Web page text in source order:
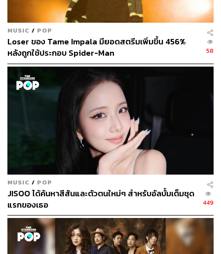
MUSIC / POP
Loser ของ Tame Impala มียอดสตรีมเพิ่มขึ้น 456%
หลังถูกใช้ประกอบ Spider-Man
58
MUSIC / POP
JISOO ได้ค้นหาสีสันและตัวตนใหม่ๆ สำหรับอัลบั้มเต็มชุด
แรกของเธอ
449